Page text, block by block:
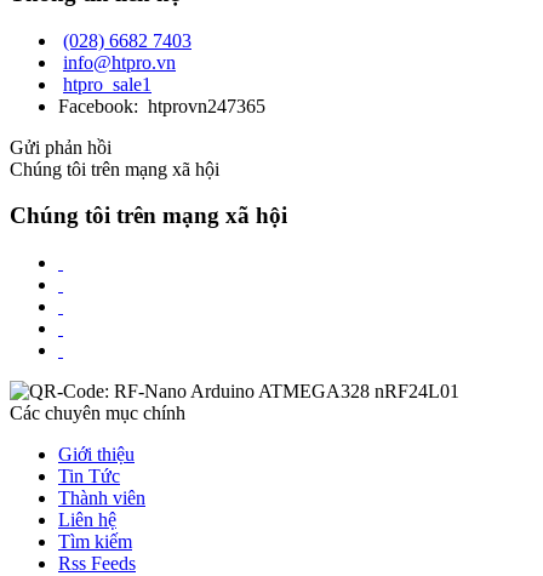
(028) 6682 7403
info@htpro.vn
htpro_sale1
Facebook: htprovn247365
Gửi phản hồi
Chúng tôi trên mạng xã hội
Chúng tôi trên mạng xã hội
Các chuyên mục chính
Giới thiệu
Tin Tức
Thành viên
Liên hệ
Tìm kiếm
Rss Feeds